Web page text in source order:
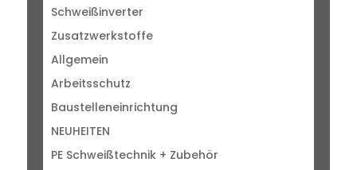
Schweißinverter
Zusatzwerkstoffe
Allgemein
Arbeitsschutz
Baustelleneinrichtung
NEUHEITEN
PE Schweißtechnik + Zubehör